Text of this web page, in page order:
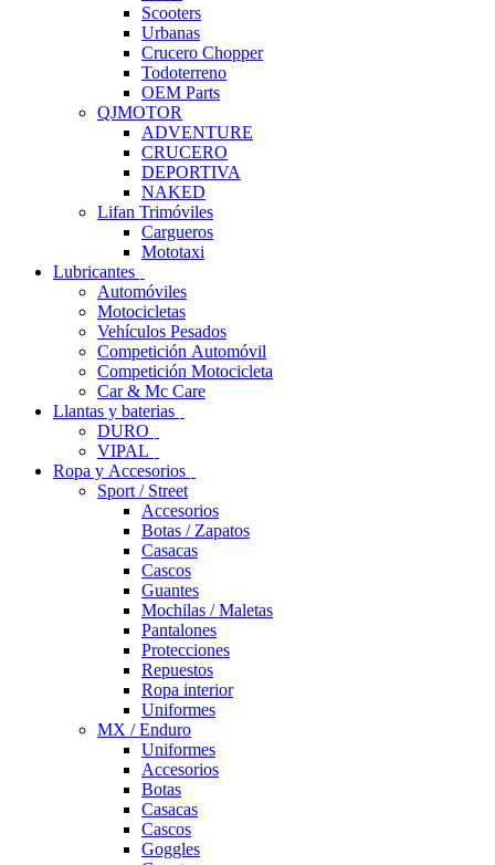
Scooters
Urbanas
Crucero Chopper
Todoterreno
OEM Parts
QJMOTOR
ADVENTURE
CRUCERO
DEPORTIVA
NAKED
Lifan Trimóviles
Cargueros
Mototaxi
Lubricantes
Automóviles
Motocicletas
Vehículos Pesados
Competición Automóvil
Competición Motocicleta
Car & Mc Care
Llantas y baterias
DURO
VIPAL
Ropa y Accesorios
Sport / Street
Accesorios
Botas / Zapatos
Casacas
Cascos
Guantes
Mochilas / Maletas
Pantalones
Protecciones
Repuestos
Ropa interior
Uniformes
MX / Enduro
Uniformes
Accesorios
Botas
Casacas
Cascos
Goggles